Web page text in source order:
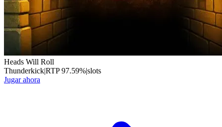
Heads Will Roll
Thunderkick|RTP97.59%|slots
Jugar ahora